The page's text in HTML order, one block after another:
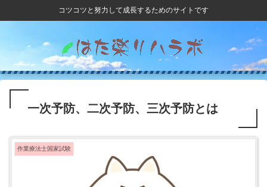
コツコツと努力して成長するためのサイトです
一次予防、二次予防、三次予防とは
作業療法士国家試験